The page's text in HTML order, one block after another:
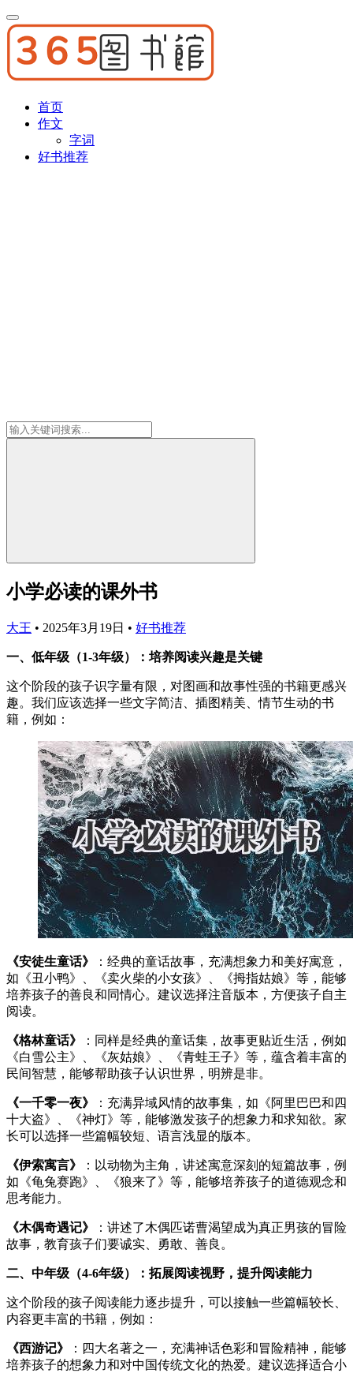
首页
作文
字词
好书推荐
小学必读的课外书
大王 • 2025年3月19日 • 好书推荐
一、低年级（1-3年级）：培养阅读兴趣是关键
这个阶段的孩子识字量有限，对图画和故事性强的书籍更感兴
趣。我们应该选择一些文字简洁、插图精美、情节生动的书
籍，例如：
《安徒生童话》
：经典的童话故事，充满想象力和美好寓意，
如《丑小鸭》、《卖火柴的小女孩》、《拇指姑娘》等，能够
培养孩子的善良和同情心。建议选择注音版本，方便孩子自主
阅读。
《格林童话》
：同样是经典的童话集，故事更贴近生活，例如
《白雪公主》、《灰姑娘》、《青蛙王子》等，蕴含着丰富的
民间智慧，能够帮助孩子认识世界，明辨是非。
《一千零一夜》
：充满异域风情的故事集，如《阿里巴巴和四
十大盗》、《神灯》等，能够激发孩子的想象力和求知欲。家
长可以选择一些篇幅较短、语言浅显的版本。
《伊索寓言》
：以动物为主角，讲述寓意深刻的短篇故事，例
如《龟兔赛跑》、《狼来了》等，能够培养孩子的道德观念和
思考能力。
《木偶奇遇记》
：讲述了木偶匹诺曹渴望成为真正男孩的冒险
故事，教育孩子们要诚实、勇敢、善良。
二、中年级（4-6年级）：拓展阅读视野，提升阅读能力
这个阶段的孩子阅读能力逐步提升，可以接触一些篇幅较长、
内容更丰富的书籍，例如：
《西游记》
：四大名著之一，充满神话色彩和冒险精神，能够
培养孩子的想象力和对中国传统文化的热爱。建议选择适合小